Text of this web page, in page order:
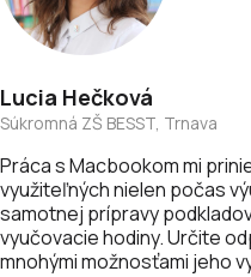
Lucia Hečková
Súkromná ZŠ BESST, Trnava
Práca s Macbookom mi
využiteľných nielen počas
samotnej prípravy
vyučovacie hodiny. Určite
mnohými možnosťami jeho